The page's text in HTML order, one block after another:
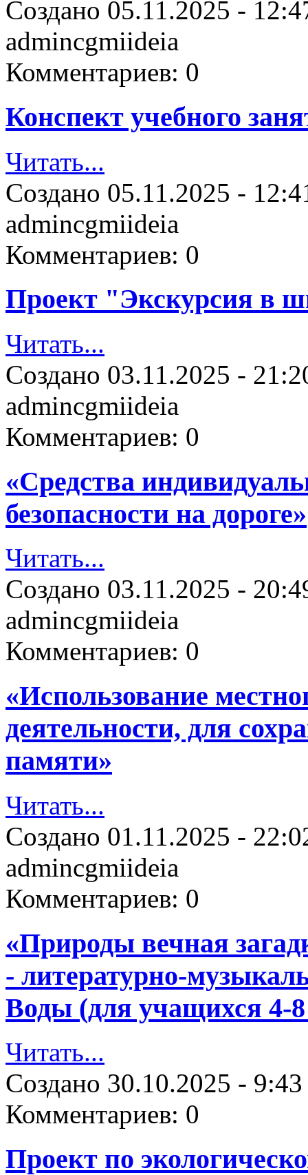
Создано 05.11.2025 -
admincgmiideia
Комментариев: 0
Конспект учебного
Читать...
Создано 05.11.2025 -
admincgmiideia
Комментариев: 0
Проект "Экскурсия в
Читать...
Создано 03.11.2025 -
admincgmiideia
Комментариев: 0
«Средства
безопасности на дороге»
Читать...
Создано 03.11.2025 -
admincgmiideia
Комментариев: 0
«Использование
деятельности, для
памяти»
Читать...
Создано 01.11.2025 -
admincgmiideia
Комментариев: 0
«Природы вечная
- литературно-
Воды (для учащихся 4-8
Читать...
Создано 30.10.2025 - 9:43
Комментариев: 0
Проект по